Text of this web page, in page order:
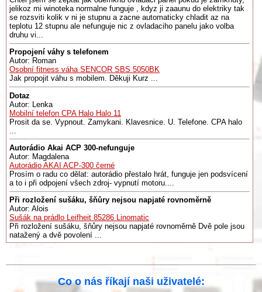
jelikoz mi winoteka normalne funguje , kdyz ji zaaunu do elektriky tak
se rozsviti kolik v ni je stupnu a zacne automaticky chladit az na
teplotu 12 stupnu ale nefunguje nic z ovladaciho panelu jako volba
druhu vi...
Propojení váhy s telefonem
Autor: Roman
Osobní fitness váha SENCOR SBS 5050BK
Jak propojit váhu s mobilem. Děkuji Kurz ...
Dotaz
Autor: Lenka
Mobilní telefon CPA Halo Halo 11
Prosit da se. Vypnout. Zamykani. Klavesnice. U. Telefone. CPA halo
Autorádio Akai ACP 300-nefunguje
Autor: Magdalena
Autorádio AKAI ACP-300 černé
Prosím o radu co dělat: autorádio přestalo hrát, funguje jen podsvícení
a to i při odpojení všech zdroj- vypnutí motoru....
Při rozložení sušáku, šňůry nejsou napjaté rovnoměrně
Autor: Alois
Sušák na prádlo Leifheit 85286 Linomatic
Při rozložení sušáku, šňůry nejsou napjaté rovnoměrně Dvě pole jsou
natažený a dvě povolení ...
Co o nás říkají naši uživatelé: